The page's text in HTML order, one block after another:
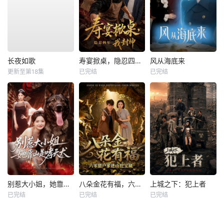
长夜如歌
更新至第18集
寿宴掀桌，隐忍四年我封神
已完结
风从海底来
已完结
别惹大小姐，她靠山是哮天犬
已完结
八朵金花有福，六零猎户爹进山挖宝藏
已完结
上城之下：犯上者
已完结